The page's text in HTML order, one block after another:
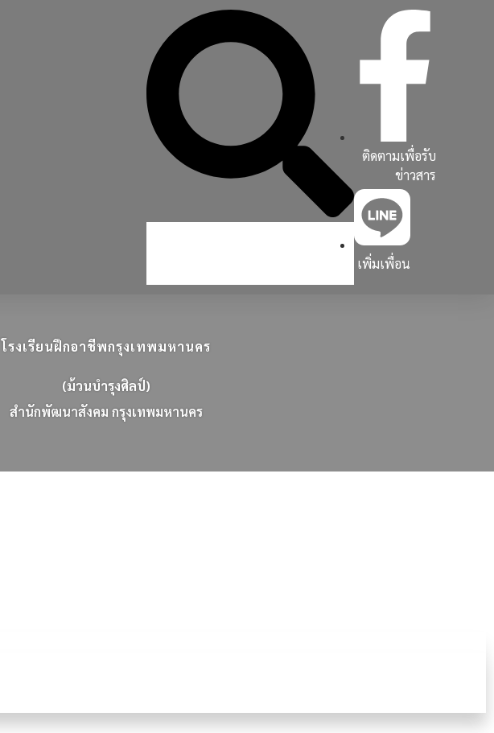
ติดตามเพื่อรับ
ข่าวสาร
เพิ่มเพื่อน
โรงเรียนฝึกอาชีพกรุงเทพมหานคร
(ม้วนบำรุงศิลป์)
สนกพฒนาสงคม กรงเทพมหานคร